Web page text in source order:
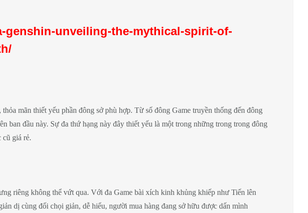
unveiling-the-mythical-spirit-of-
mãn thiết yếu phần đông sở phù hợp. Từ số đông Game truyền thống đến đông
ban đầu này. Sự đa thứ hạng này đây thiết yếu là một trong những trong trong đông
cũ giá rẻ.
riêng không thể vứt qua. Với đa Game bài xích kinh khủng khiếp như Tiến lên
dị cùng đối chọi giản, dễ hiểu, người mua hàng đang sở hữu được dấn mình